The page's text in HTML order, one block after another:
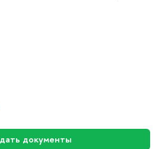
документы